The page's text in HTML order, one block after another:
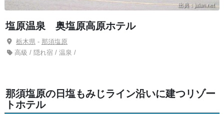
出典：jalan.net
塩原温泉 奥塩原高原ホテル
栃木県- 那須塩原
高級 / 隠れ宿 / 温泉 /
那須塩原の日塩もみじライン沿いに建つリゾー
トホテル